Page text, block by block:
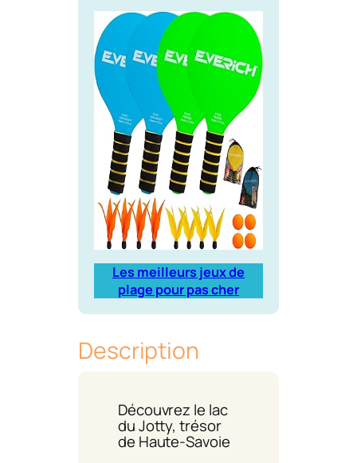
Les meilleurs jeux de
plage pour pas cher
Description
Découvrez le lac
du Jotty, trésor
de Haute-Savoie